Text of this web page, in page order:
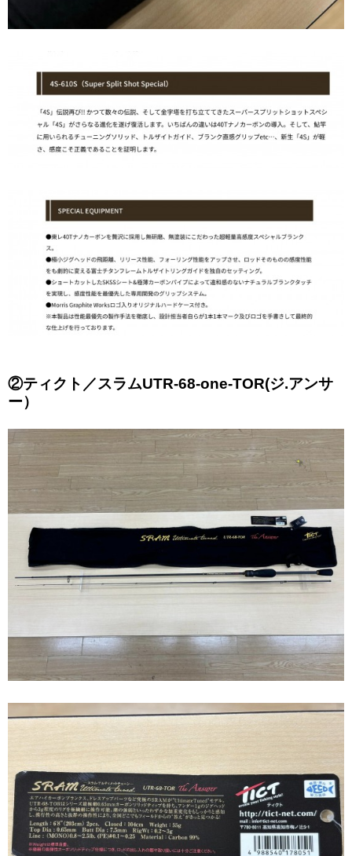
②ティクト／スラムUTR-68-one-TOR(ジ.アンサ
ー）